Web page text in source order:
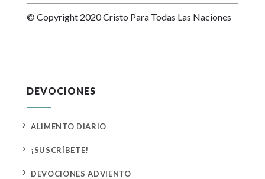
© Copyright 2020 Cristo Para Todas Las Naciones
DEVOCIONES
5 ALIMENTO DIARIO
5 ¡SUSCRÍBETE!
5 DEVOCIONES ADVIENTO